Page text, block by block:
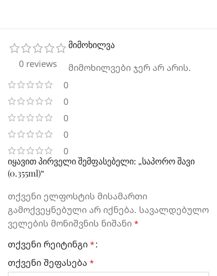
0 reviews
0
0
0
0
0
მიმოხილვა
მიმოხილვები ჯერ არ არის.
იყავით პირველი შემფასებელი: „საპორო შავი
(0.355ml)“
თქვენი ელფოსტის მისამართი
გამოქვეყნებული არ იქნება. სავალდებულო
ველების მონიშვნის ნიშანი *
თქვენი რეიტინგი *
თქვენი შეფასება *